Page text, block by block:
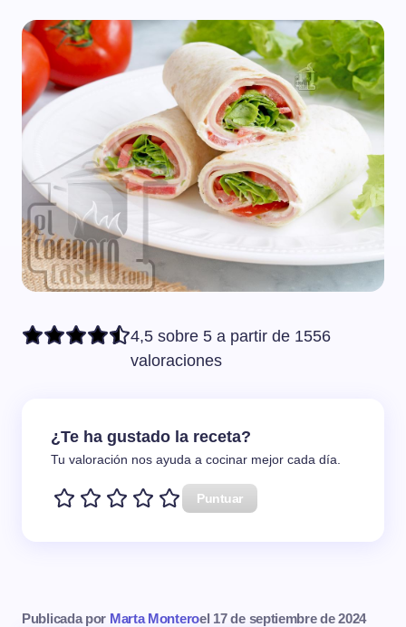
4,5 sobre 5 a partir de 1556
valoraciones
¿Te ha gustado la receta?
Tu valoración nos ayuda a cocinar mejor cada día.
Puntuar
Publicada por Marta Monteroel 17 de septiembre de 2024